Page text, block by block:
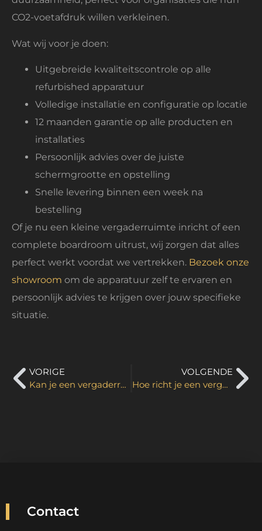
CO2-voetafdruk willen verkleinen.
Wat wij voor je doen:
Uitgebreide kwaliteitscontrole op alle
refurbished apparatuur
Volledige installatie en configuratie op locatie
12 maanden garantie op alle producten en
installaties
Persoonlijk advies over de juiste
schermgrootte en opstelling
Snelle levering binnen een week na
bestelling
Of je nu een kleine vergaderruimte inricht of een
complete boardroom uitrust, wij zorgen dat alles
perfect werkt voordat we vertrekken. Bezoek onze
showroom om de apparatuur zelf te ervaren en
persoonlijk advies te krijgen over jouw specifieke
situatie.
VORIGE
Kan je een vergaderruimte duurzaam inrichten?
VOLGENDE
Hoe richt je een vergaderruimte in met een beperkt budget?
Contact